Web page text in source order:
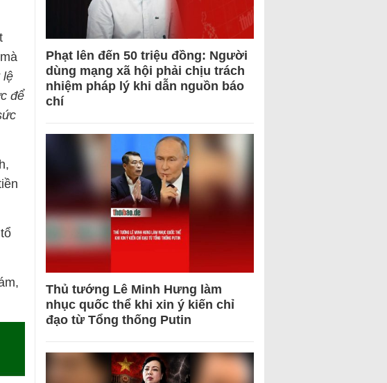
lệ
để
Phạt lên đến 50 triệu đồng: Người
dùng mạng xã hội phải chịu trách
nhiệm pháp lý khi dẫn nguồn báo
chí
Thủ tướng Lê Minh Hưng làm
nhục quốc thể khi xin ý kiến chỉ
đạo từ Tổng thống Putin